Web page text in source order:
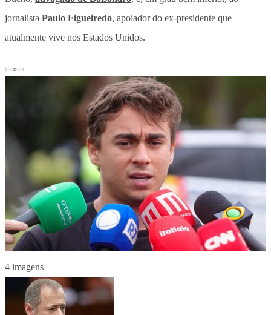
jornalista Paulo Figueiredo, apoiador do ex-presidente que
atualmente vive nos Estados Unidos.
4 imagens